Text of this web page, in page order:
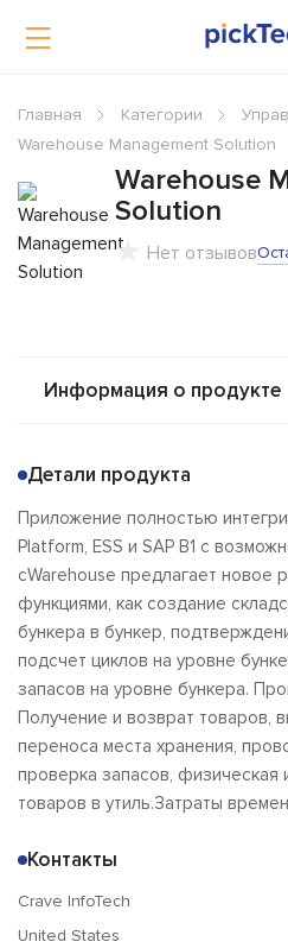
Главная Категории
Warehouse Management Solution
Warehouse
Solution
Нет отзывов
Информация о продукте
Альтернативы
Отзывы
Детали продукта
Приложение полностью
Platform, ESS и SAP B1 с
cWarehouse предлагает новое
функциями, как создание
бункера в бункер,
подсчет циклов на уровне
запасов на уровне бункера.
Получение и возврат товаров,
переноса места хранения,
проверка запасов, физическая
товаров в утиль.Затраты
Контакты
Crave InfoTech
United States